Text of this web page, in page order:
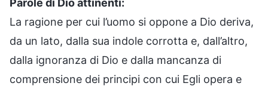
La ragione per cui l’uomo si oppone a Dio deriva,
da un lato, dalla sua indole corrotta e, dall’altro,
dalla ignoranza di Dio e dalla mancanza di
comprensione dei principi con cui Egli opera e